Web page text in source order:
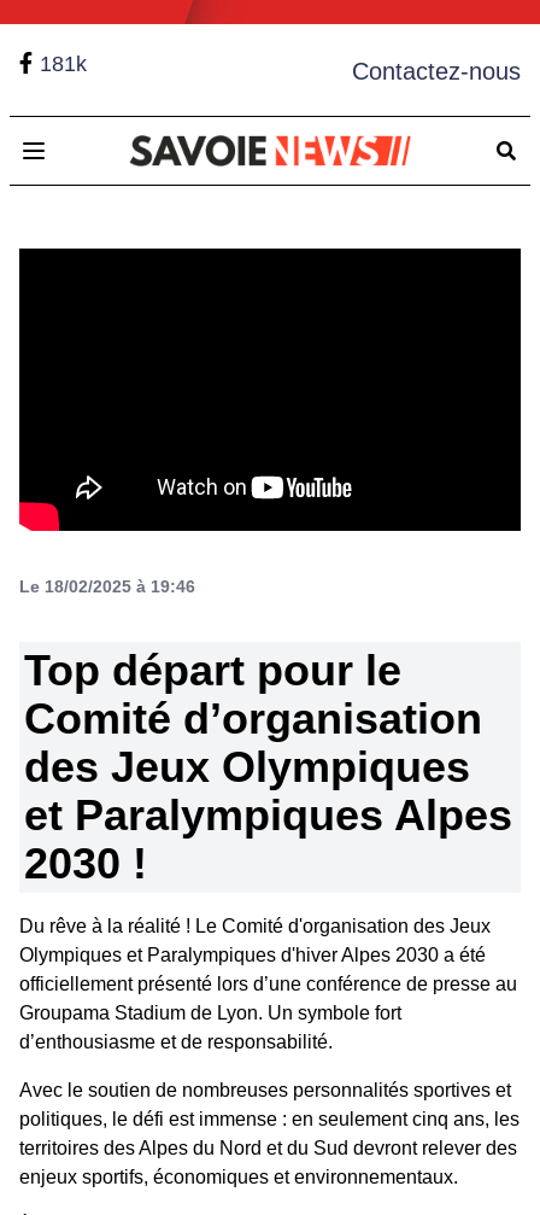
181k Contactez-nous
Open main menu
Le 18/02/2025 à 19:46
Top départ pour le
Comité d’organisation
des Jeux Olympiques
et Paralympiques Alpes
2030 !
Du rêve à la réalité ! Le Comité d'organisation des Jeux
Olympiques et Paralympiques d'hiver Alpes 2030 a été
officiellement présenté lors d’une conférence de presse au
Groupama Stadium de Lyon. Un symbole fort
d’enthousiasme et de responsabilité.
Avec le soutien de nombreuses personnalités sportives et
politiques, le défi est immense : en seulement cinq ans, les
territoires des Alpes du Nord et du Sud devront relever des
enjeux sportifs, économiques et environnementaux.